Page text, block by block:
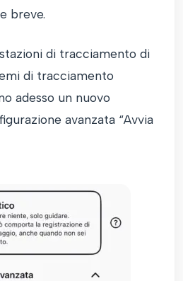
breve.
di tracciamento di
di tracciamento
adesso un nuovo
avanzata “Avvia